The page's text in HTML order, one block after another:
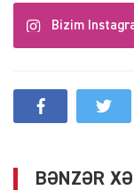
Bizim
BƏNZƏR